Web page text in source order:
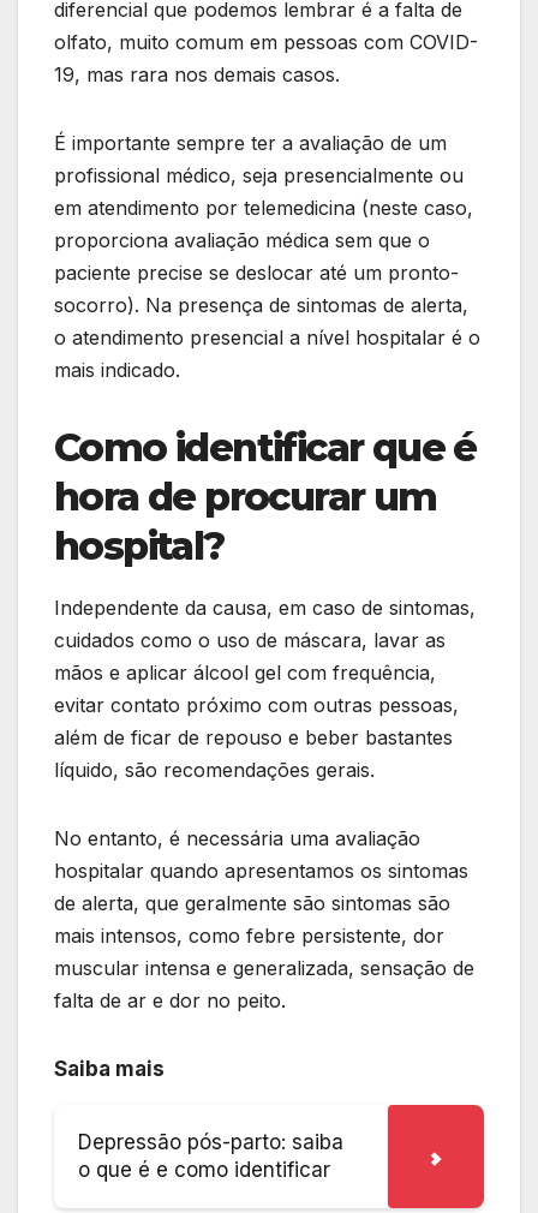
diferencial que podemos lembrar é a falta de
olfato, muito comum em pessoas com COVID-
19, mas rara nos demais casos.
É importante sempre ter a avaliação de um
profissional médico, seja presencialmente ou
em atendimento por telemedicina (neste caso,
proporciona avaliação médica sem que o
paciente precise se deslocar até um pronto-
socorro). Na presença de sintomas de alerta,
o atendimento presencial a nível hospitalar é o
mais indicado.
Como identificar que é
hora deprocurarum
hospital?
Independente da causa, em caso de sintomas,
cuidados como o uso de máscara, lavar as
mãos e aplicar álcool gel com frequência,
evitar contato próximo com outras pessoas,
além de ficar de repouso e beber bastantes
líquido, são recomendações gerais.
No entanto, é necessária uma avaliação
hospitalar quando apresentamos os sintomas
de alerta, que geralmente são sintomas são
mais intensos, como febre persistente, dor
muscular intensa e generalizada, sensação de
falta de ar e dor no peito.
Saiba mais
Depressão pós-parto: saiba
o que é e como identificar